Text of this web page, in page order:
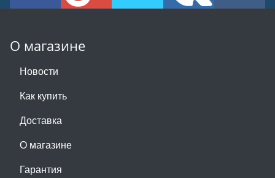
О магазине
Новости
Как купить
Доставка
О магазине
Гарантия